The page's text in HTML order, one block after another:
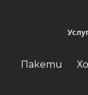
Пакети